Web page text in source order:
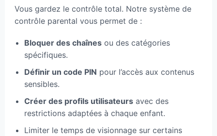
Vous gardez le contrôle total. Notre système de
contrôle parental vous permet de :
Bloquer des chaînes ou des catégories
spécifiques.
Définir un code PIN pour l’accès aux contenus
sensibles.
Créer des profils utilisateurs avec des
restrictions adaptées à chaque enfant.
Limiter le temps de visionnage sur certains